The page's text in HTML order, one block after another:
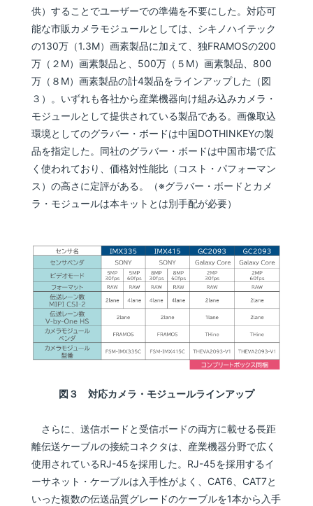
供）することでユーザーでの準備を不要にした。対応可
能な市販カメラモジュールとしては、シキノハイテック
の130万（1.3M）画素製品に加えて、独FRAMOSの200
万（２M）画素製品と、500万（５M）画素製品、800
万（８M）画素製品の計4製品をラインアップした（図
３）。いずれも各社から産業機器向け組み込みカメラ・
モジュールとして提供されている製品である。画像取込
環境としてのグラバー・ボードは中国DOTHINKEYの製
品を指定した。同社のグラバー・ボードは中国市場で広
く使われており、価格対性能比（コスト・パフォーマン
ス）の高さに定評がある。（※グラバー・ボードとカメ
ラ・モジュールは本キットとは別手配が必要）
図３ 対応カメラ・モジュールラインアップ
さらに、送信ボードと受信ボードの両方に載せる長距
離伝送ケーブルの接続コネクタは、産業機器分野で広く
使用されているRJ-45を採用した。RJ-45を採用するイ
ーサネット・ケーブルは入手性がよく、CAT6、CAT7と
いった複数の伝送品質グレードのケーブルを1本から入手